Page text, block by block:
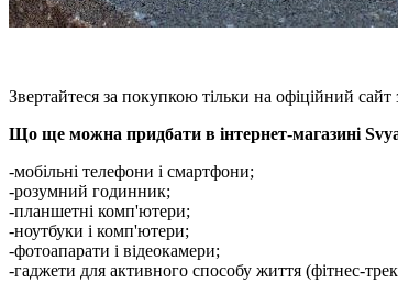
Звертайтеся за покупкою тільки на офіційний
Що ще можна придбати в інтернет-магазині
-мобільні телефони і смартфони;
-розумний годинник;
-планшетні комп'ютери;
-ноутбуки і комп'ютери;
-фотоапарати і відеокамери;
-гаджети для активного способу життя (фітнес-